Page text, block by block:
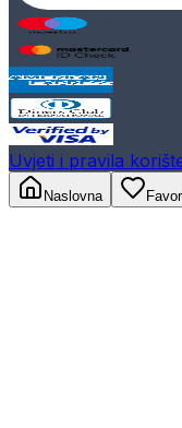
Uvjeti i pravila
Naslovna